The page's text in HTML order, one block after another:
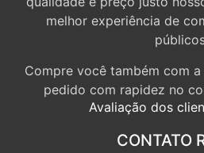
qualidade e preço justo
melhor experiência de
Compre você também com a
pedido com rapidez no
Avaliação dos
CONTATO